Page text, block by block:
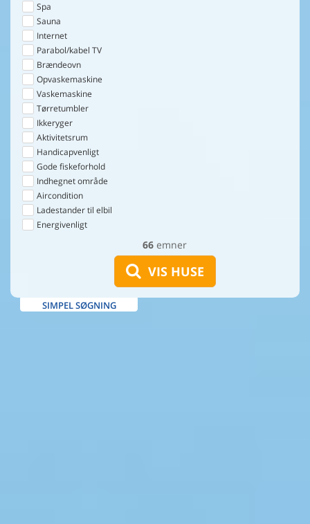
66 emner
VIS HUSE
Spa
Sauna
Internet
Parabol/kabel TV
Brændeovn
Opvaskemaskine
Vaskemaskine
Tørretumbler
Ikkeryger
Aktivitetsrum
Handicapvenligt
Gode fiskeforhold
Indhegnet område
Aircondition
Ladestander til elbil
Energivenligt
SIMPEL SØGNING